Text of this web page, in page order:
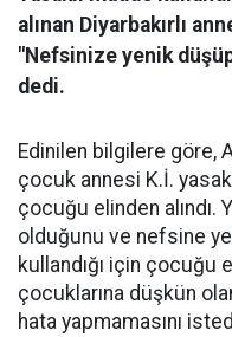
alınan Diyarbakırlı
"Nefsinize yenik
dedi.
Edinilen bilgilere göre,
çocuk annesi K.İ.
çocuğu elinden alındı.
olduğunu ve nefsine
kullandığı için çocuğu
çocuklarına düşkün
hata yapmamasını